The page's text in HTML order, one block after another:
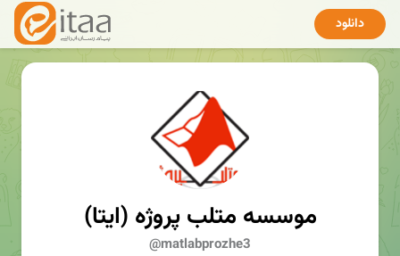
دانلود
موسسه متلب پروژه (ایتا)
@matlabprozhe3